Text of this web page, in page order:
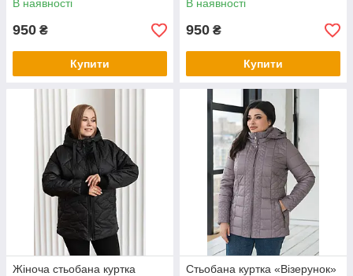
В наявності
950 ₴
Купити
В наявності
950 ₴
Купити
Жіноча стьобана куртка
Стьобана куртка «Візерунок»